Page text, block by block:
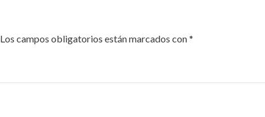
Los campos obligatorios están marcados con*